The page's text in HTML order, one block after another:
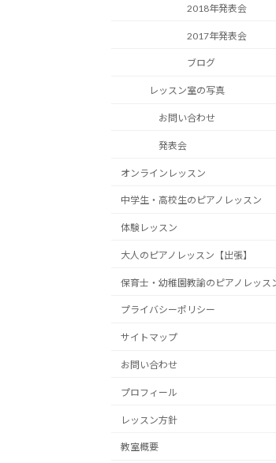
2018年発表会
2017年発表会
ブログ
レッスン室の写真
お問い合わせ
発表会
オンラインレッスン
中学生・高校生のピアノレッスン
体験レッスン
大人のピアノレッスン【出張】
保育士・幼稚園教諭のピアノレッス
プライバシーポリシー
サイトマップ
お問い合わせ
プロフィール
レッスン方針
教室概要